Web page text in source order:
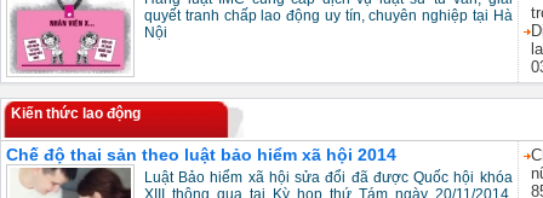
quyết tranh chấp lao động uy tín, chuyên nghiệp tại Hà
Nội
Kiến thức lao động
Chế độ thai sản theo luật bảo hiểm xã hội 2014
Luật Bảo hiểm xã hội sửa đổi đã được Quốc hội khóa
XIII thông qua tại Kỳ họp thứ Tám ngày 20/11/2014,